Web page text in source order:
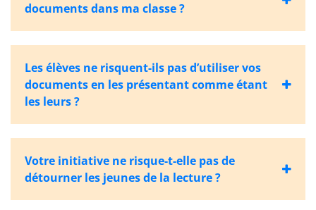
documents dans ma classe ?
Les élèves ne risquent-ils pas d’utiliser vos
documents en les présentant comme étant
les leurs ?
Votre initiative ne risque-t-elle pas de
détourner les jeunes de la lecture ?